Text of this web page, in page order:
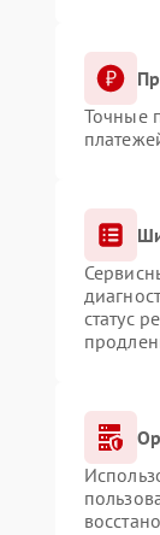
Точные
статус